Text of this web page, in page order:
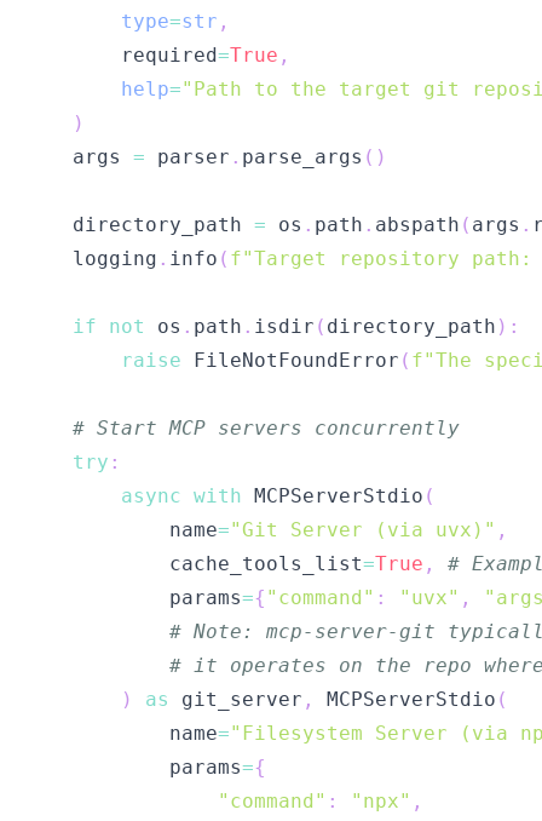
type=str ,
        required
=True ,
help="Path to the target git
)
    args
= parser . parse_args ( )
    directory_path
= os . path . abspath ( args .
    logging
. info ( f"Target repository
if not os . path . isdir ( directory_path ) :
raise FileNotFoundError ( f"The
# Start MCP servers concurrently
try :
async with MCPServerStdio (
            name
="Git Server (via uvx)" ,
            cache_tools_list
=True ,
#
            params
={ "command" : "uvx" ,
# Note: mcp-server-git
# it operates on the repo
)
as git_server , MCPServerStdio (
            name
="Filesystem Server (via
            params
={
"command" : "npx" ,